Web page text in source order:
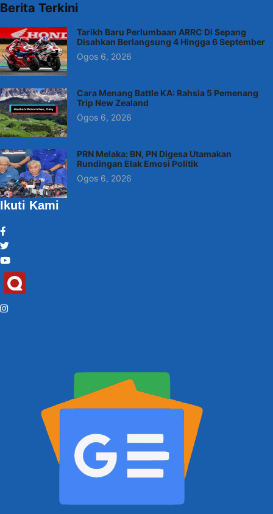
Berita Terkini
Tarikh Baru Perlumbaan ARRC Di Sepang
Disahkan Berlangsung 4 Hingga 6 September
Ogos 6, 2026
Cara Menang Battle KA: Rahsia 5 Pemenang
Trip New Zealand
Ogos 6, 2026
PRN Melaka: BN, PN Digesa Utamakan
Rundingan Elak Emosi Politik
Ogos 6, 2026
Ikuti Kami